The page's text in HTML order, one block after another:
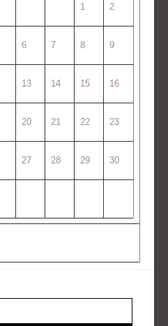
1 2
6 7 8 9
13 14 15 16
20 21 22 23
27 28 29 30